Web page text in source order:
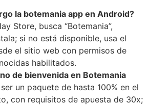
la botemania app en Android?
Store, busca “Botemania”,
si no está disponible, usa el
el sitio web con permisos de
habilitados.
de bienvenida en Botemania
un paquete de hasta 100% en el
con requisitos de apuesta de 30x;